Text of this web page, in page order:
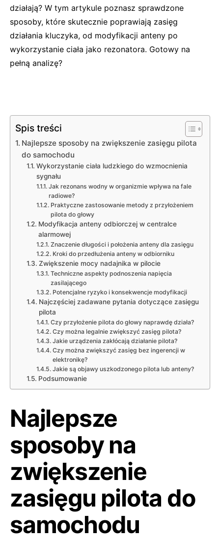
działają? W tym artykule poznasz sprawdzone
sposoby, które skutecznie poprawiają zasięg
działania kluczyka, od modyfikacji anteny po
wykorzystanie ciała jako rezonatora. Gotowy na
pełną analizę?
Spis treści
Najlepsze sposoby na zwiększenie zasięgu pilota
do samochodu
Wykorzystanie ciała ludzkiego do wzmocnienia
sygnału
Jak rezonans wodny w organizmie wpływa na fale
radiowe?
Praktyczne zastosowanie metody z przyłożeniem
pilota do głowy
Modyfikacja anteny odbiorczej w centralce
alarmowej
Znaczenie długości i położenia anteny dla zasięgu
Kroki do przedłużenia anteny w odbiorniku
Zwiększenie mocy nadajnika w pilocie
Techniczne aspekty podnoszenia napięcia
zasilającego
Potencjalne ryzyko i konsekwencje modyfikacji
Najczęściej zadawane pytania dotyczące zasięgu
pilota
Czy przyłożenie pilota do głowy naprawdę działa?
Czy można legalnie zwiększyć zasięg pilota?
Jakie urządzenia zakłócają działanie pilota?
Czy można zwiększyć zasięg bez ingerencji w
elektronikę?
Jakie są objawy uszkodzonego pilota lub anteny?
Podsumowanie
Najlepsze
sposoby na
zwiększenie
zasięgu pilota do
samochodu